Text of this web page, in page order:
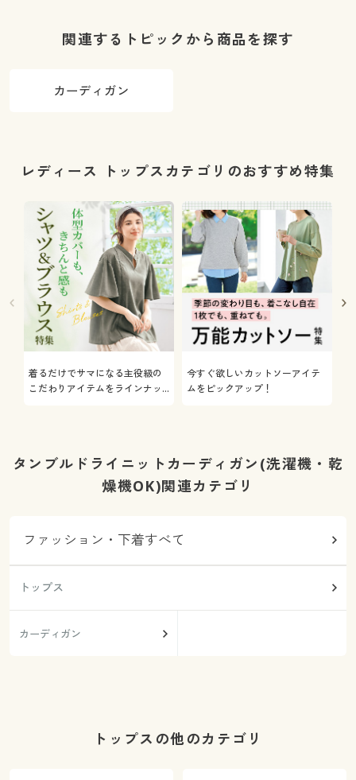
関連するトピックから商品を探す
カーディガン
レディース トップスカテゴリのおすすめ特集
着るだけでサマになる主役級の
こだわりアイテムをラインナッ
今すぐ欲しいカットソーアイテ
ムをピックアップ！
タンブルドライニットカーディガン(洗濯機・乾
燥機OK)関連カテゴリ
ファッション・下着すべて
トップス
カーディガン
トップスの他のカテゴリ